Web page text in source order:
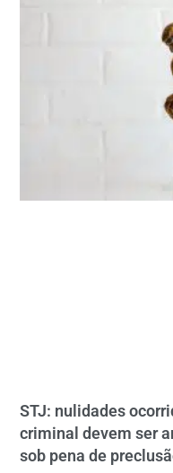
STJ: nulidades
criminal devem ser
sob pena de